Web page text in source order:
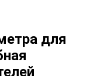
для